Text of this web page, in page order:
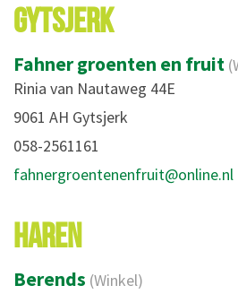
GYTSJERK
Fahner groenten en fruit
Rinia van Nautaweg 44E
9061 AH Gytsjerk
058-2561161
fahnergroentenenfruit@online.nl
HAREN
Berends (Winkel)